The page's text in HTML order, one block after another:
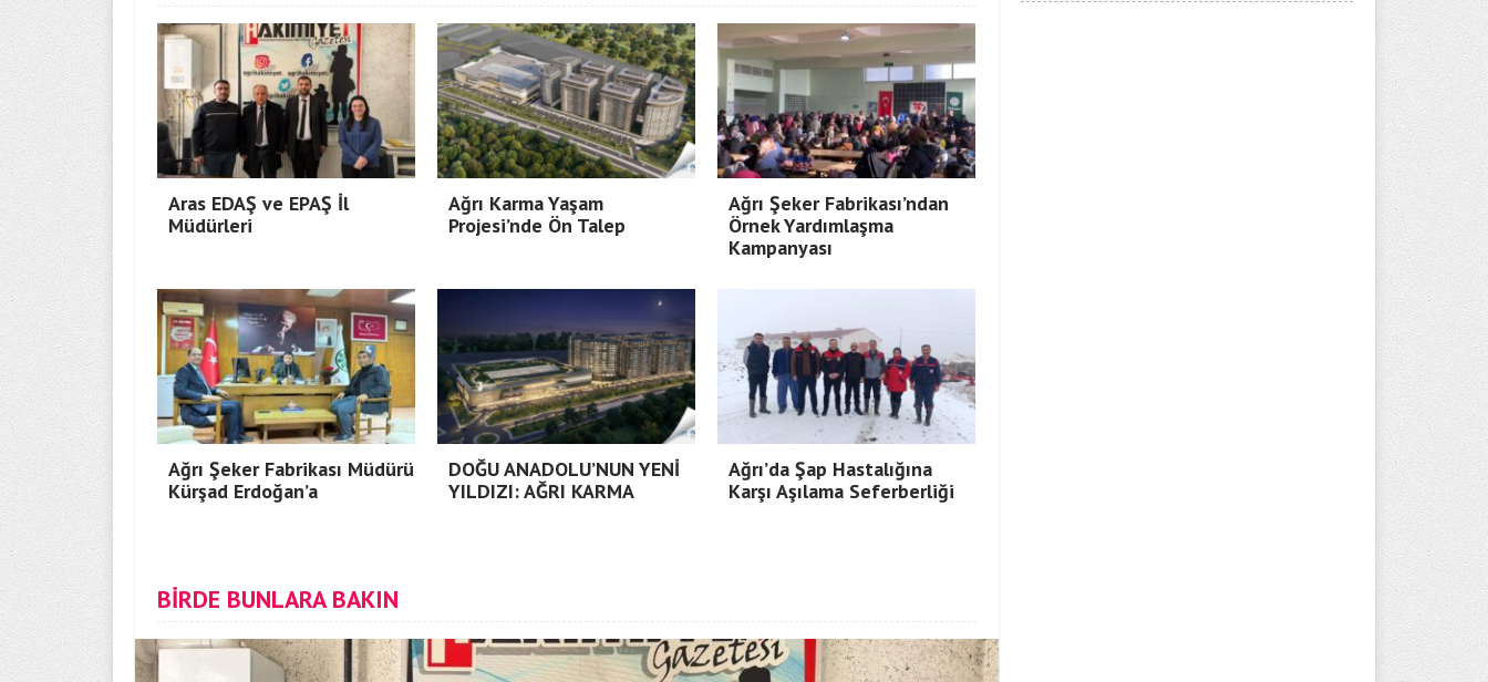
Aras EDAŞ ve EPAŞ İl
Müdürleri
Ağrı Karma Yaşam
Projesi’nde Ön Talep
Ağrı Şeker Fabrikası’ndan
Örnek Yardımlaşma
Kampanyası
Ağrı Şeker Fabrikası Müdürü
Kürşad Erdoğan’a
DOĞU ANADOLU’NUN YENİ
YILDIZI: AĞRI KARMA
Ağrı’da Şap Hastalığına
Karşı Aşılama Seferberliği
BİRDE BUNLARA BAKIN